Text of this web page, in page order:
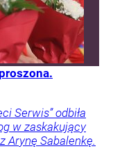
Serwis” odbiła
w zaskakujący
Arynę Sabalenkę.